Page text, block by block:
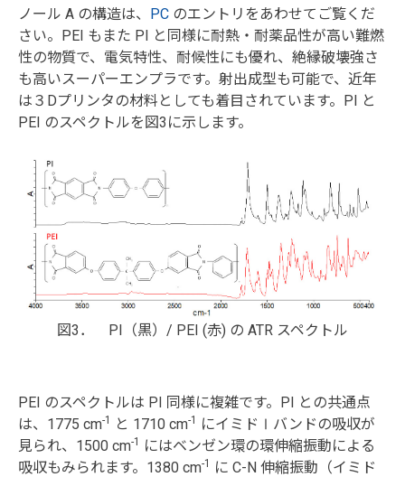
ノール A の構造は、
PC のエントリをあわせてご覧くだ
さい。PEI もまた PI と同様に耐熱・耐薬品性が高い難燃
性の物質で、電気特性、耐候性にも優れ、絶縁破壊強さ
も高いスーパーエンプラです。射出成型も可能で、近年
は３Dプリンタの材料としても着目されています。PI と
PEI のスペクトルを図3に示します。
図3． PI（黒）/ PEI (赤) の ATR スペクトル
PEI のスペクトルは PI 同様に複雑です。PI との共通点
は、1775 cm-1 と 1710 cm-1
にイミドⅠバンドの吸収が
見られ、1500 cm-1
にはベンゼン環の環伸縮振動による
吸収もみられます。1380 cm-1
に C-N 伸縮振動（イミド